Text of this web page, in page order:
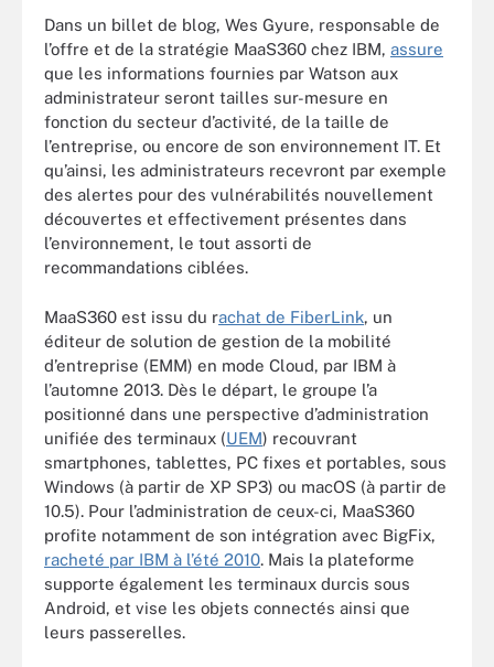
Dans un billet de blog, Wes Gyure, responsable de
l’offre et de la stratégie MaaS360 chez IBM, assure
que les informations fournies par Watson aux
administrateur seront tailles sur-mesure en
fonction du secteur d’activité, de la taille de
l’entreprise, ou encore de son environnement IT. Et
qu’ainsi, les administrateurs recevront par exemple
des alertes pour des vulnérabilités nouvellement
découvertes et effectivement présentes dans
l’environnement, le tout assorti de
recommandations ciblées.
MaaS360 est issu du rachat de FiberLink, un
éditeur de solution de gestion de la mobilité
d’entreprise (EMM) en mode Cloud, par IBM à
l’automne 2013. Dès le départ, le groupe l’a
positionné dans une perspective d’administration
unifiée des terminaux (UEM) recouvrant
smartphones, tablettes, PC fixes et portables, sous
Windows (à partir de XP SP3) ou macOS (à partir de
10.5). Pour l’administration de ceux-ci, MaaS360
profite notamment de son intégration avec BigFix,
racheté par IBM à l’été 2010. Mais la plateforme
supporte également les terminaux durcis sous
Android, et vise les objets connectés ainsi que
leurs passerelles.